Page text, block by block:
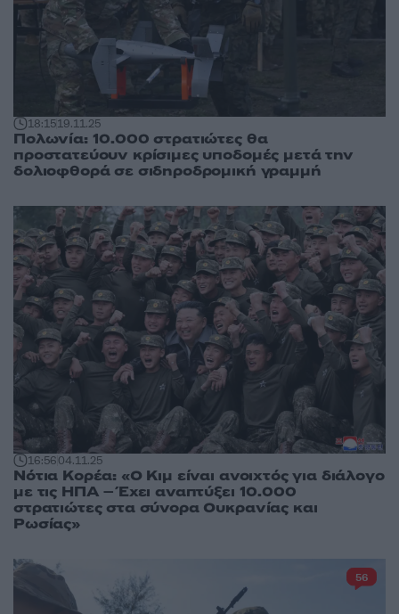
18:1519.11.25
Πολωνία: 10.000 στρατιώτες θα
προστατεύουν κρίσιμες υποδομές μετά την
δολιοφθορά σε σιδηροδρομική γραμμή
16:5604.11.25
Νότια Κορέα: «Ο Κιμ είναι ανοιχτός για διάλογο
με τις ΗΠΑ – Έχει αναπτύξει 10.000
στρατιώτες στα σύνορα Ουκρανίας και
Ρωσίας»
56